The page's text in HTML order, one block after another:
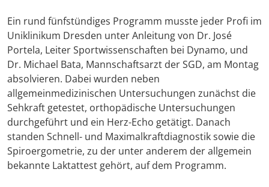
Ein rund fünfstündiges Programm musste jeder Profi im
Uniklinikum Dresden unter Anleitung von Dr. José
Portela, Leiter Sportwissenschaften bei Dynamo, und
Dr. Michael Bata, Mannschaftsarzt der SGD, am Montag
absolvieren. Dabei wurden neben
allgemeinmedizinischen Untersuchungen zunächst die
Sehkraft getestet, orthopädische Untersuchungen
durchgeführt und ein Herz-Echo getätigt. Danach
standen Schnell- und Maximalkraftdiagnostik sowie die
Spiroergometrie, zu der unter anderem der allgemein
bekannte Laktattest gehört, auf dem Programm.